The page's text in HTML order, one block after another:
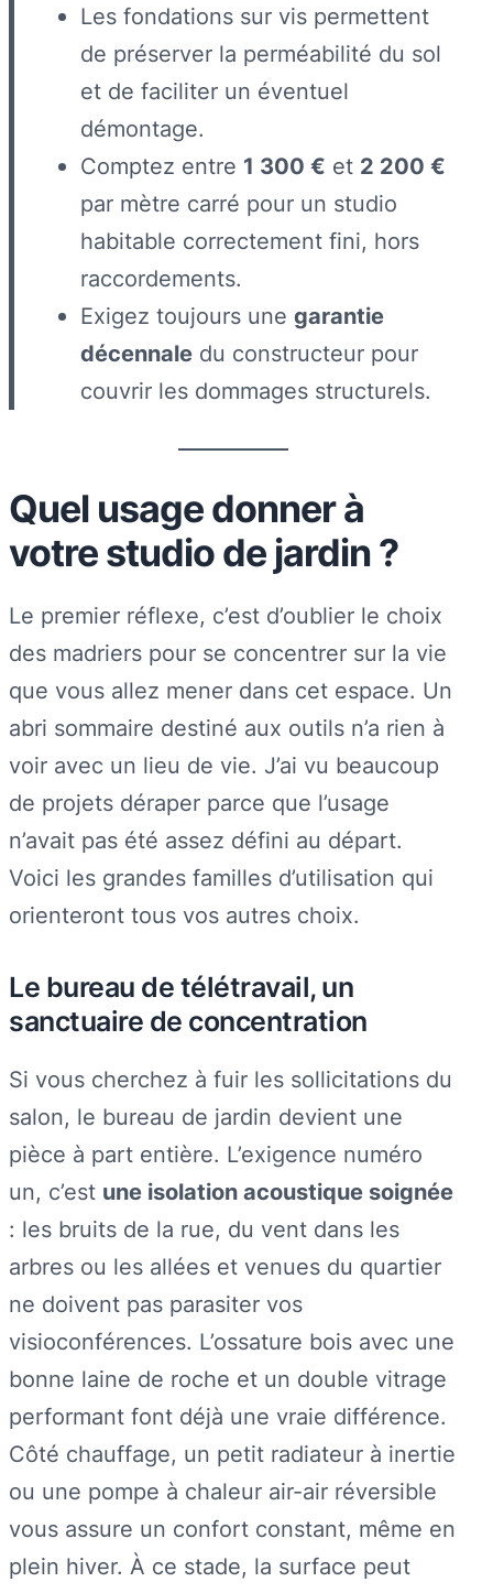
Les fondations sur vis permettent
de préserver la perméabilité du sol
et de faciliter un éventuel
démontage.
Comptez entre 1 300 € et 2 200 €
par mètre carré pour un studio
habitable correctement fini, hors
raccordements.
Exigez toujours unegarantie
décennale du constructeur pour
couvrir les dommages structurels.
Quel usage donner à
votre studio de jardin ?
Le premier réflexe, c’est d’oublier le choix
des madriers pour se concentrer sur la vie
que vous allez mener dans cet espace. Un
abri sommaire destiné aux outils n’a rien à
voir avec un lieu de vie. J’ai vu beaucoup
de projets déraper parce que l’usage
n’avait pas été assez défini au départ.
Voici les grandes familles d’utilisation qui
orienteront tous vos autres choix.
Le bureau de télétravail, un
sanctuaire de concentration
Si vous cherchez à fuir les sollicitations du
salon, le bureau de jardin devient une
pièce à part entière. L’exigence numéro
un, c’est une isolation acoustique soignée
: les bruits de la rue, du vent dans les
arbres ou les allées et venues du quartier
ne doivent pas parasiter vos
visioconférences. L’ossature bois avec une
bonne laine de roche et un double vitrage
performant font déjà une vraie différence.
Côté chauffage, un petit radiateur à inertie
ou une pompe à chaleur air-air réversible
vous assure un confort constant, même en
plein hiver. À ce stade, la surface peut